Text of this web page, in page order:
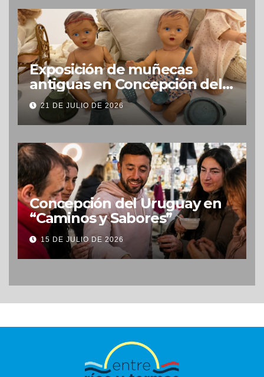
Exposición de muñecas
antiguas en Concepción del
Uruguay
21 DE JULIO DE 2026
Concepción del Uruguay en
“Caminos y Sabores”
15 DE JULIO DE 2026